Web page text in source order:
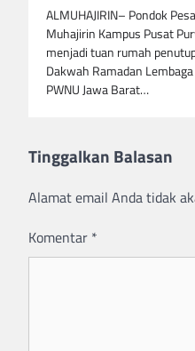
ALMUHAJIRIN– Pondok
Muhajirin Kampus Pusat
menjadi tuan rumah
Dakwah Ramadan
PWNU Jawa Barat…
Tinggalkan Balasan
Alamat email Anda tidak
Komentar *